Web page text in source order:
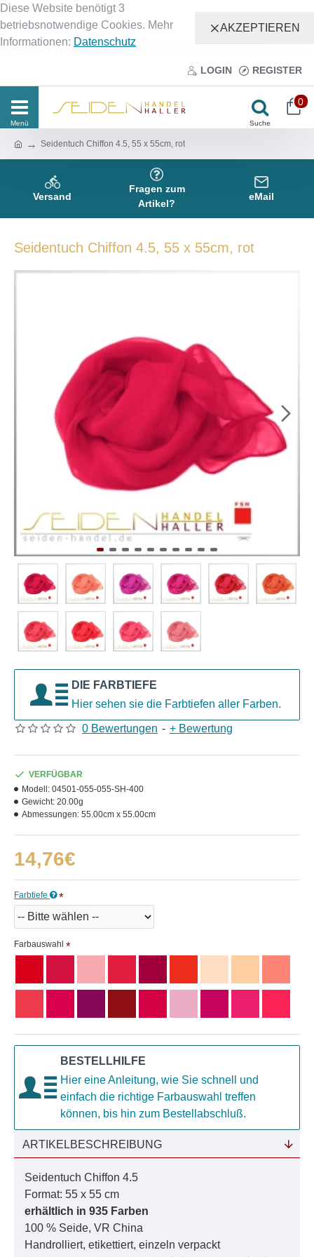
Diese Website benötigt 3
betriebsnotwendige Cookies. Mehr
Informationen: Datenschutz
AKZEPTIEREN
LOGIN REGISTER
0
Seidentuch Chiffon 4.5, 55 x 55cm, rot
Versand
Fragen zum
Artikel?
eMail
Seidentuch Chiffon 4.5, 55 x 55cm, rot
DIE FARBTIEFE
Hier sehen sie die Farbtiefen aller Farben.
0 Bewertungen - + Bewertung
14,76€
VERFÜGBAR
Modell: 04501-055-055-SH-400
Gewicht: 20.00g
Abmessungen: 55.00cm x 55.00cm
Farbtiefe
Farbauswahl
BESTELLHILFE
Hier eine Anleitung, wie Sie schnell und
einfach die richtige Farbauswahl treffen
können, bis hin zum Bestellabschluß.
ARTIKELBESCHREIBUNG
Seidentuch Chiffon 4.5
Format: 55 x 55 cm
erhältlich in 935 Farben
100 % Seide, VR China
Handrolliert, etikettiert, einzeln verpackt